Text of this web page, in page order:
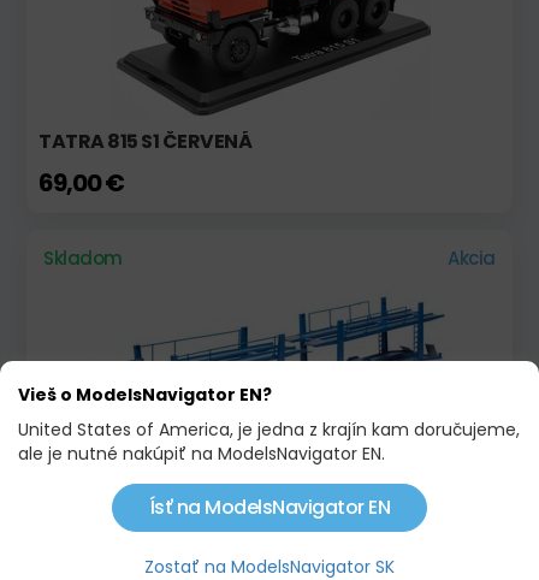
TATRA 815 S1 ČERVENÁ
69,00 €
Skladom Akcia
MAN AUTOTRANSPORTÉR S PRÍVESOM, 1970
Vieš o ModelsNavigator EN?
United States of America, je jedna z krajín kam doručujeme,
ale je nutné nakúpiť na ModelsNavigator EN.
Ísť na ModelsNavigator EN
Zostať na ModelsNavigator SK